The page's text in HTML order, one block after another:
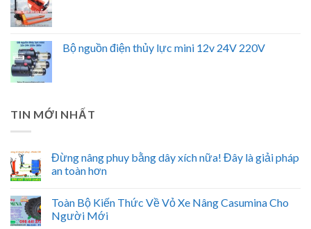
Bộ nguồn điện thủy lực mini 12v 24V 220V
TIN MỚI NHẤT
Đừng nâng phuy bằng dây xích nữa! Đây là giải pháp
an toàn hơn
Toàn Bộ Kiến Thức Về Vỏ Xe Nâng Casumina Cho
Người Mới